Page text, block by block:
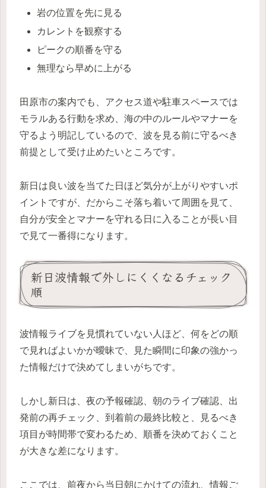
岩の位置を先に見る
カレントを観察する
ピークの順番を守る
無理なら早めに上がる
田原市の案内でも、アクセス道や駐車スペースでは
モラルある行動を求め、海の中のルールやマナーを
守るよう明記しているので、波を見る前に守るべき
前提として受け止めたいところです。
新日は良い波を当てた日ほど気分が上がりやすいポ
イントですが、だからこそ落ち着いて周囲を見て、
自分が安全とマナーを守れる日に入ることが長い目
で見て一番得になります。
新日波情報で外しにくくなるチェック
順
波情報ライブを見慣れていない人ほど、何をどの順
で見ればよいかが曖昧で、見た瞬間に印象の強かっ
た情報だけで決めてしまいがちです。
しかし新日は、夜の予報確認、朝のライブ確認、出
発前の再チェック、到着前の最終比較と、見るべき
項目が時間帯で変わるため、順番を決めておくこと
が大きな差になります。
ここでは、前夜から当日朝にかけての流れ、情報ご